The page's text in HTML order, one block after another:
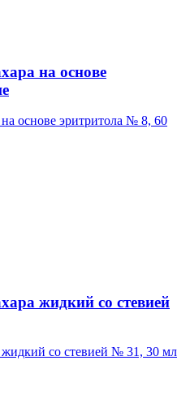
на основе
жидкий со стевией